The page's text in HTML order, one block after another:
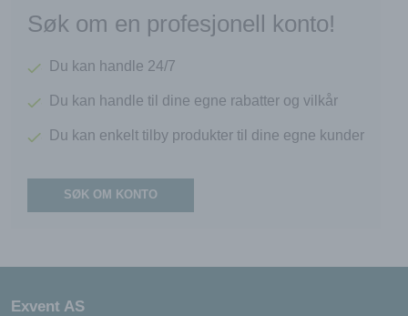
Søk om en profesjonell konto!
Du kan handle 24/7
Du kan handle til dine egne rabatter og vilkår
Du kan enkelt tilby produkter til dine egne kunder
SØK OM KONTO
Exvent AS